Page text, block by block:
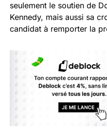
seulement le soutien de
Kennedy, mais aussi sa
candidat à remporter la